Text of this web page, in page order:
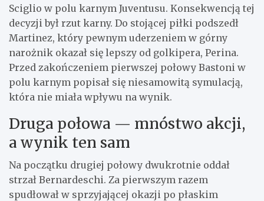
Sciglio w polu karnym Juventusu. Konsekwencją tej
decyzji był rzut karny. Do stojącej piłki podszedł
Martinez, który pewnym uderzeniem w górny
narożnik okazał się lepszy od golkipera, Perina.
Przed zakończeniem pierwszej połowy Bastoni w
polu karnym popisał się niesamowitą symulacją,
która nie miała wpływu na wynik.
Druga połowa — mnóstwo akcji,
a wynik ten sam
Na początku drugiej połowy dwukrotnie oddał
strzał Bernardeschi. Za pierwszym razem
spudłował w sprzyjającej okazji po płaskim